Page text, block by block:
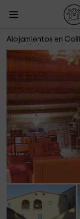
Alojamientos en